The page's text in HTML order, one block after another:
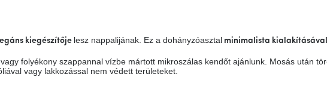
kiegészítője lesz nappalijának. Ez a dohányzóasztal minimalista kialakításával
folyékony szappannal vízbe mártott mikroszálas kendőt ajánlunk. Mosás után
vagy lakkozással nem védett területeket.